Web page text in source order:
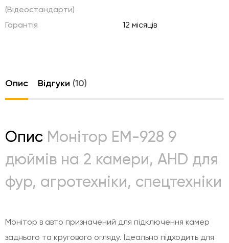
(Відеостандарти)
Гарантія 12 місяців
Опис Відгуки (10)
Опис Монітор EM-928 9
дюймів на 2 камери, AHD для
фур, агротехніки, спецтехніки
Монітор в авто призначений для підключення камер
заднього та кругового огляду. Ідеально підходить для